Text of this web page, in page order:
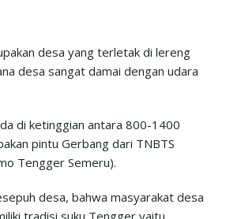
desa yang terletak di lereng
desa sangat damai dengan udara
di ketinggian antara 800-1400
pintu Gerbang dari TNBTS
Tengger Semeru).
desa, bahwa masyarakat desa